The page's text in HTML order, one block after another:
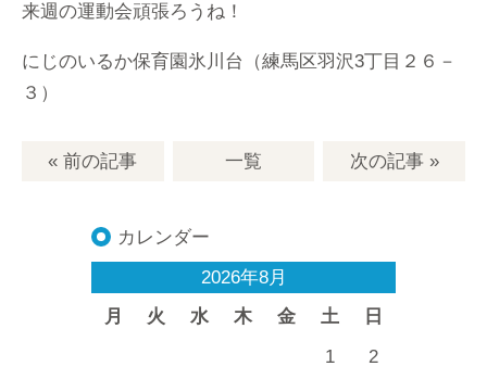
来週の運動会頑張ろうね！
にじのいるか保育園氷川台（練馬区羽沢3丁目２６－
３）
« 前の記事 一覧 次の記事»
カレンダー
2026年8月
月
火 水 木 金 土 日
1
2